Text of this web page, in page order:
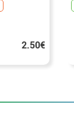
2.50€